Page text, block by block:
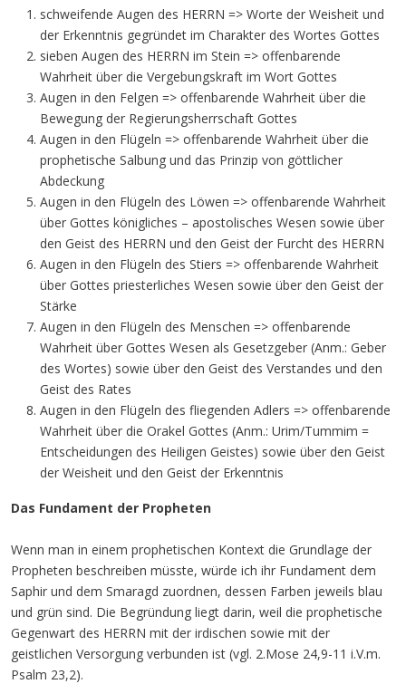
schweifende Augen des HERRN => Worte der Weisheit und
der Erkenntnis gegründet im Charakter des Wortes Gottes
sieben Augen des HERRN im Stein => offenbarende
Wahrheit über die Vergebungskraft im Wort Gottes
Augen in den Felgen => offenbarende Wahrheit über die
Bewegung der Regierungsherrschaft Gottes
Augen in den Flügeln => offenbarende Wahrheit über die
prophetische Salbung und das Prinzip von göttlicher
Abdeckung
Augen in den Flügeln des Löwen => offenbarende Wahrheit
über Gottes königliches – apostolisches Wesen sowie über
den Geist des HERRN und den Geist der Furcht des HERRN
Augen in den Flügeln des Stiers => offenbarende Wahrheit
über Gottes priesterliches Wesen sowie über den Geist der
Stärke
Augen in den Flügeln des Menschen => offenbarende
Wahrheit über Gottes Wesen als Gesetzgeber (Anm.: Geber
des Wortes) sowie über den Geist des Verstandes und den
Geist des Rates
Augen in den Flügeln des fliegenden Adlers => offenbarende
Wahrheit über die Orakel Gottes (Anm.: Urim/Tummim =
Entscheidungen des Heiligen Geistes) sowie über den Geist
der Weisheit und den Geist der Erkenntnis
Das Fundament der Propheten
Wenn man in einem prophetischen Kontext die Grundlage der
Propheten beschreiben müsste, würde ich ihr Fundament dem
Saphir und dem Smaragd zuordnen, dessen Farben jeweils blau
und grün sind. Die Begründung liegt darin, weil die prophetische
Gegenwart des HERRN mit der irdischen sowie mit der
geistlichen Versorgung verbunden ist (vgl. 2.Mose 24,9-11 i.V.m.
Psalm 23,2).